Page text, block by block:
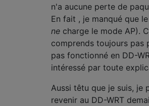
n'a aucune perte de
En fait , je manqué que
ne charge le mode AP).
comprends toujours pas
pas fonctionné en DD-
intéressé par toute
Aussi têtu que je suis, je
revenir au DD-WRT